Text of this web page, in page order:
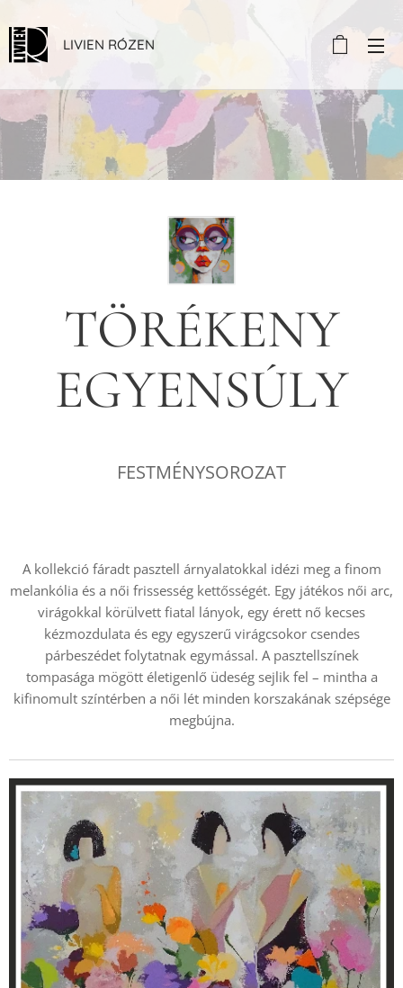
LIVIEN RÓZEN
TÖRÉKENY
EGYENSÚLY
FESTMÉNYSOROZAT
A kollekció fáradt pasztell árnyalatokkal idézi meg a finom
melankólia és a női frissesség kettősségét. Egy játékos női arc,
virágokkal körülvett fiatal lányok, egy érett nő kecses
kézmozdulata és egy egyszerű virágcsokor csendes
párbeszédet folytatnak egymással. A pasztellszínek
tompasága mögött életigenlő üdeség sejlik fel – mintha a
kifinomult színtérben a női lét minden korszakának szépsége
megbújna.